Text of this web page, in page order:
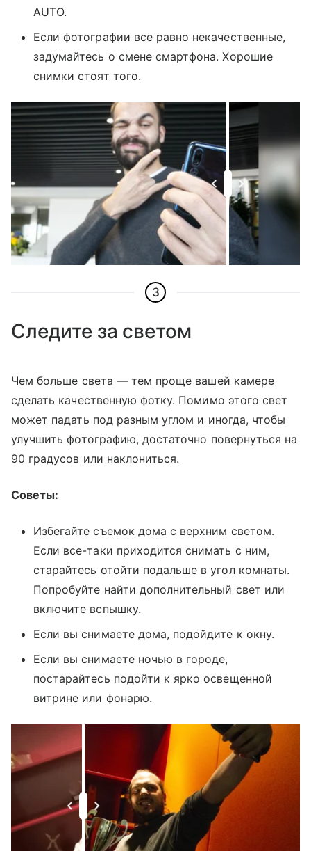
AUTO.
Если фотографии все равно некачественные,
задумайтесь о смене смартфона. Хорошие
снимки стоят того.
3
Следите за светом
Чем больше света — тем проще вашей камере
сделать качественную фотку. Помимо этого свет
может падать под разным углом и иногда, чтобы
улучшить фотографию, достаточно повернуться на
90 градусов или наклониться.
Советы:
Избегайте съемок дома с верхним светом.
Если все-таки приходится снимать с ним,
старайтесь отойти подальше в угол комнаты.
Попробуйте найти дополнительный свет или
включите вспышку.
Если вы снимаете дома, подойдите к окну.
Если вы снимаете ночью в городе,
постарайтесь подойти к ярко освещенной
витрине или фонарю.